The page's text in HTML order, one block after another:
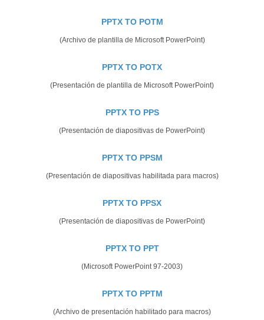
PPTX TO POTM
(Archivo de plantilla de Microsoft PowerPoint)
PPTX TO POTX
(Presentación de plantilla de Microsoft PowerPoint)
PPTX TO PPS
(Presentación de diapositivas de PowerPoint)
PPTX TO PPSM
(Presentación de diapositivas habilitada para macros)
PPTX TO PPSX
(Presentación de diapositivas de PowerPoint)
PPTX TO PPT
(Microsoft PowerPoint 97-2003)
PPTX TO PPTM
(Archivo de presentación habilitado para macros)